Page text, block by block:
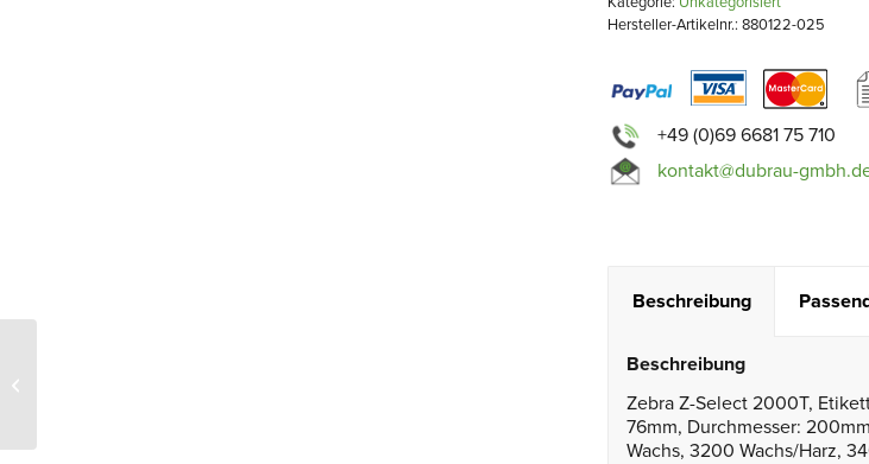
Hersteller-Artikelnr.: 880122-025
+49 (0)69 6681 75 710
kontakt@dubrau-
Beschreibung
Beschreibung
Zebra Z-Select 2000T,
76mm, Durchmesser:
Wachs, 3200 Wachs/Harz,